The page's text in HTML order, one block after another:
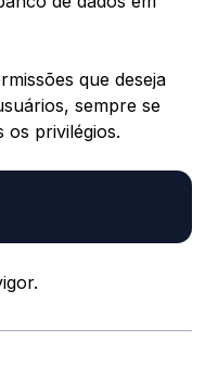
que deseja
sempre se
os privilégios.